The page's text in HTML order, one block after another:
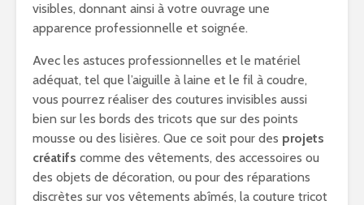
visibles, donnant ainsi à votre ouvrage une
apparence professionnelle et soignée.
Avec les astuces professionnelles et le matériel
adéquat, tel que l’aiguille à laine et le fil à coudre,
vous pourrez réaliser des coutures invisibles aussi
bien sur les bords des tricots que sur des points
mousse ou des lisières. Que ce soit pour des projets
créatifs comme des vêtements, des accessoires ou
des objets de décoration, ou pour des réparations
discrètes sur vos vêtements abîmés, la couture tricot